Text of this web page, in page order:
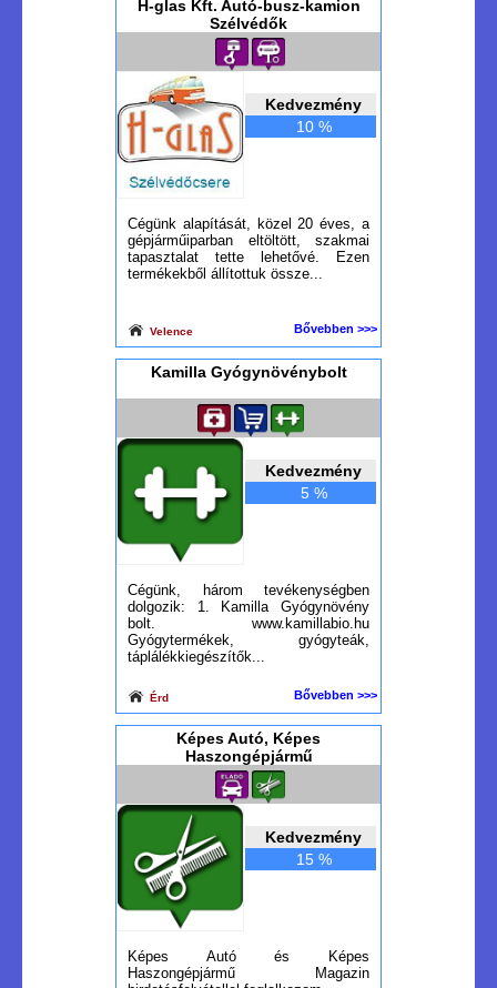
H-glas Kft. Autó-busz-kamion
Szélvédők
Kedvezmény
10 %
Cégünk alapítását, közel 20 éves, a
gépjárműiparban eltöltött, szakmai
tapasztalat tette lehetővé. Ezen
termékekből állítottuk össze...
Velence Bővebben >>>
Kamilla Gyógynövénybolt
Kedvezmény
5 %
Cégünk, három tevékenységben
dolgozik: 1. Kamilla Gyógynövény
bolt. www.kamillabio.hu
Gyógytermékek, gyógyteák,
táplálékkiegészítők...
Érd Bővebben >>>
Képes Autó, Képes
Haszongépjármű
Kedvezmény
15 %
Képes Autó és Képes
Haszongépjármű Magazin